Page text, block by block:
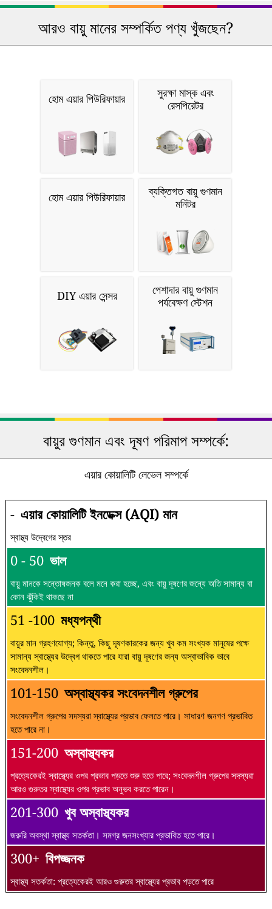
আরও বায়ু মানের সম্পর্কিত পণ্য খুঁজছেন?
হোম এয়ার পিউরিফায়ার
সুরক্ষা মাস্ক এবং
রেসপিরেটর
হোম এয়ার পিউরিফায়ার
ব্যক্তিগত বায়ু গুণমান
মনিটর
DIY এয়ার সেন্সর
পেশাদার বায়ু গুণমান
পর্যবেক্ষণ স্টেশন
বায়ুর গুণমান এবং দূষণ পরিমাপ সম্পর্কে:
এয়ার কোয়ালিটি লেভেল সম্পর্কে
- এয়ার কোয়ালিটি ইনডেক্স (AQI) মান
স্বাস্থ্য উদ্বেগের স্তর
0 - 50 ভাল
বায়ু মানকে সন্তোষজনক বলে মনে করা হচ্ছে, এবং বায়ু দূষণের জন্যে অতি সামান্য বা
কোন ঝুঁকিই থাকছে না
51 -100 মধ্যপন্থী
বায়ুর মান গ্রহণযোগ্য; কিন্তু, কিছু দূষণকারকের জন্য খুব কম সংখ্যক মানুষের পক্ষে
সামান্য স্বাস্থ্যের উদ্বেগ থাকতে পারে যারা বায়ু দূষণের জন্য অস্বাভাবিক ভাবে
সংবেদনশীল।
101-150 অস্বাস্থ্যকর সংবেদনশীল গ্রুপের
সংবেদনশীল গ্রুপের সদস্যরা স্বাস্থ্যের প্রভাব ফেলতে পারে। সাধারণ জনগণ প্রভাবিত
হতে পারে না।
151-200 অস্বাস্থ্যকর
প্রত্যেকেরই স্বাস্থ্যের ওপর প্রভাব পড়তে শুরু হতে পারে; সংবেদনশীল গ্রুপের সদস্যরা
আরও গুরুতর স্বাস্থ্যের ওপর প্রভাব অনুভব করতে পারেন।
201-300 খুব অস্বাস্থ্যকর
জরুরি অবস্থা স্বাস্থ্য সতর্কতা। সমগ্র জনসংখ্যার প্রভাবিত হতে পারে।
300+ বিপজ্জনক
স্বাস্থ্য সতর্কতা: প্রত্যেকেরই আরও গুরুতর স্বাস্থ্যের প্রভাব পড়তে পারে